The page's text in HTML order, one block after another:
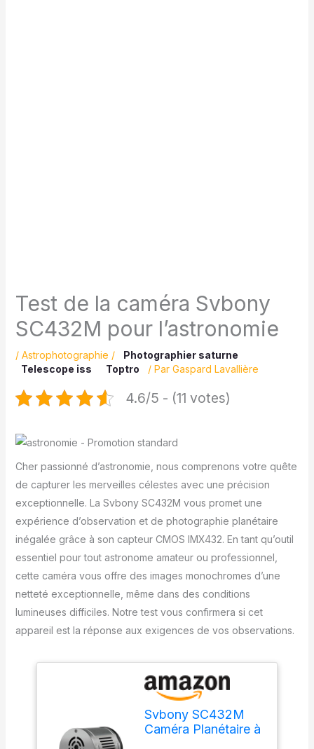
Test de la caméra Svbony
SC432M pour l’astronomie
/ Astrophotographie /
Photographier saturne
Telescope iss
Toptro / Par Gaspard Lavallière
4.6/5 - (11 votes)
Cher passionné d’astronomie, nous comprenons votre quête
de capturer les merveilles célestes avec une précision
exceptionnelle. La Svbony SC432M vous promet une
expérience d’observation et de photographie planétaire
inégalée grâce à son capteur CMOS IMX432. En tant qu’outil
essentiel pour tout astronome amateur ou professionnel,
cette caméra vous offre des images monochromes d’une
netteté exceptionnelle, même dans des conditions
lumineuses difficiles. Notre test vous confirmera si cet
appareil est la réponse aux exigences de vos observations.
Svbony SC432M
Caméra Planétaire à